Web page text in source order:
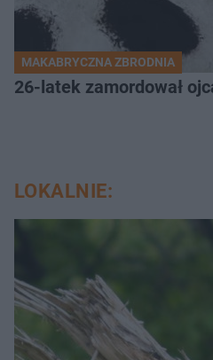
MAKABRYCZNA ZBRODNIA
26-latek zamordował
LOKALNIE: